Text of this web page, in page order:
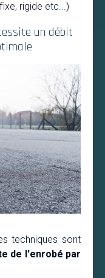
rigide etc...)
un débit
techniques sont
de l'enrobé par